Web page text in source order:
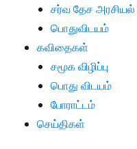
சர்வ தேச அரசியல்
பொதுவிடயம்
கவிதைகள்
சமூக விழிப்பு
பொது விடயம்
போராட்டம்
செய்திகள்